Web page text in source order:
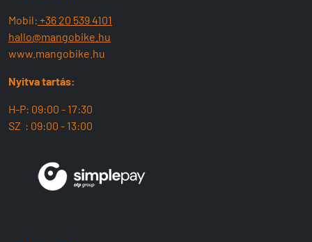
Mobil: +36 20 539 4101
hallo@mangobike.hu
www.mangobike.hu
Nyitva tartás:
H-P: 09:00 - 17:30
SZ : 09:00 - 13:00